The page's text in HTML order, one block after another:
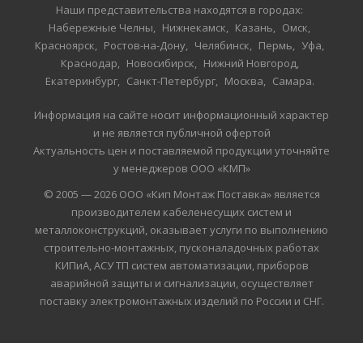
Наши представительства находятся в городах:
Набережные Челны
Нижнекамск Казань
Омск
Красноярск
Ростов-на-Дону Челябинск Пермь
Уфа
Краснодар
Новосибирск
Нижний Новгород
Екатеринбург
Санкт-Петербург Москва Самара
Информация на сайте носит информационный характер
и не является публичной офертой
Актуальность цен и поставляемой продукции уточняйте
у менеджеров ООО «КМП»
© 2005 — 2026 ООО «Кип Монтаж Поставка» является
производителем кабеленесущих систем и
металлоконструкций, оказывает услуги по выполнению
строительно-монтажных, пусконаладочных работах
КИПиА, АСУ ТП систем автоматизации, приборов
аварийной защиты и сигнализации, осуществляет
поставку электромонтажных изделий по России и СНГ.